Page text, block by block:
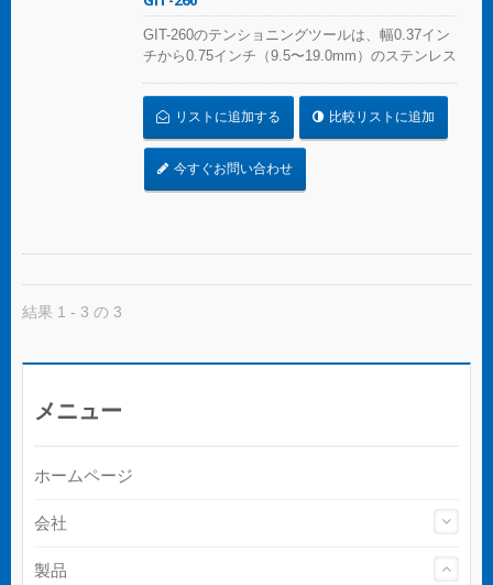
GIT-260のテンショニングツールは、幅0.37イン
チから0.75インチ（9.5〜19.0mm）のステンレス
けてステンレススチールタイを切断します。テ
ンショニングツールは、多くのサイクルにわた
って一貫した使用を提供し、快適さとコントロ
ールのために人間工学に基づいた滑り止めのク
ッションハンドルを備えています。
リストに追加する 比較リストに追加
今すぐお問い合わせ
結果 1 - 3 の 3
メニュー
ホームページ
会社
製品